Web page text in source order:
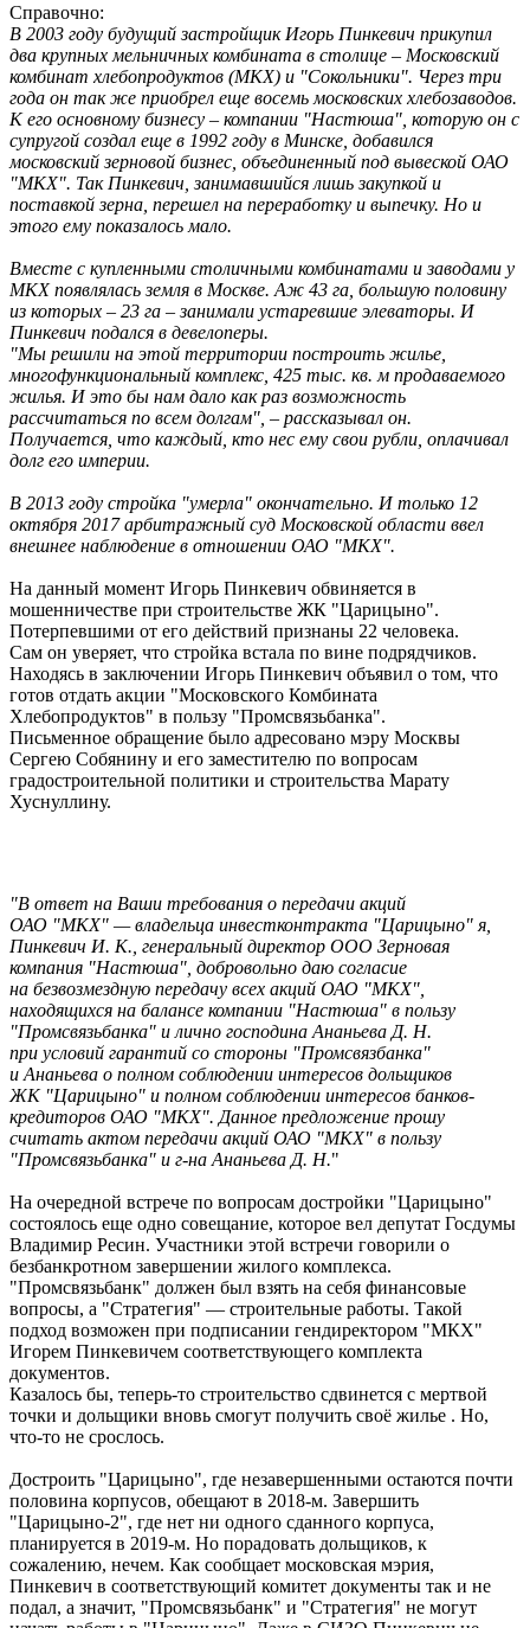
Справочно:
В 2003 году будущий застройщик Игорь Пинкевич прикупил
два крупных мельничных комбината в столице – Московский
комбинат хлебопродуктов (МКХ) и "Сокольники". Через три
года он так же приобрел еще восемь московских хлебозаводов.
К его основному бизнесу – компании "Настюша", которую он с
супругой создал еще в 1992 году в Минске, добавился
московский зерновой бизнес, объединенный под вывеской ОАО
"МКХ". Так Пинкевич, занимавшийся лишь закупкой и
поставкой зерна, перешел на переработку и выпечку. Но и
этого ему показалось мало.
Вместе с купленными столичными комбинатами и заводами у
МКХ появлялась земля в Москве. Аж 43 га, большую половину
из которых – 23 га – занимали устаревшие элеваторы. И
Пинкевич подался в девелоперы.
"Мы решили на этой территории построить жилье,
многофункциональный комплекс, 425 тыс. кв. м продаваемого
жилья. И это бы нам дало как раз возможность
рассчитаться по всем долгам", – рассказывал он.
Получается, что каждый, кто нес ему свои рубли, оплачивал
долг его империи.
В 2013 году стройка "умерла" окончательно. И только 12
октября 2017 арбитражный суд Московской области ввел
внешнее наблюдение в отношении ОАО "МКХ".
На данный момент Игорь Пинкевич обвиняется в
мошенничестве при строительстве ЖК "Царицыно".
Потерпевшими от его действий признаны 22 человека.
Сам он уверяет, что стройка встала по вине подрядчиков.
Находясь в заключении Игорь Пинкевич объявил о том, что
готов отдать акции "Московского Комбината
Хлебопродуктов" в пользу "Промсвязьбанка".
Письменное обращение было адресовано мэру Москвы
Сергею Собянину и его заместителю по вопросам
градостроительной политики и строительства Марату
Хуснуллину.
"В ответ на Ваши требования о передачи акций
ОАО "МКХ" — владельца инвестконтракта "Царицыно" я,
Пинкевич И. К., генеральный директор ООО Зерновая
компания "Настюша", добровольно даю согласие
на безвозмездную передачу всех акций ОАО "МКХ",
находящихся на балансе компании "Настюша" в пользу
"Промсвязьбанка" и лично господина Ананьева Д. Н.
при условий гарантий со стороны "Промсвязбанка"
и Ананьева о полном соблюдении интересов дольщиков
ЖК "Царицыно" и полном соблюдении интересов банков-
кредиторов ОАО "МКХ". Данное предложение прошу
считать актом передачи акций ОАО "МКХ" в пользу
"Промсвязьбанка" и г-на Ананьева Д. Н."
На очередной встрече по вопросам достройки "Царицыно"
состоялось еще одно совещание, которое вел депутат Госдумы
Владимир Ресин. Участники этой встречи говорили о
безбанкротном завершении жилого комплекса.
"Промсвязьбанк" должен был взять на себя финансовые
вопросы, а "Стратегия" — строительные работы. Такой
подход возможен при подписании гендиректором "МКХ"
Игорем Пинкевичем соответствующего комплекта
документов.
Казалось бы, теперь-то строительство сдвинется с мертвой
точки и дольщики вновь смогут получить своё жилье . Но,
что-то не срослось.
Достроить "Царицыно", где незавершенными остаются почти
половина корпусов, обещают в 2018-м. Завершить
"Царицыно-2", где нет ни одного сданного корпуса,
планируется в 2019-м. Но порадовать дольщиков, к
сожалению, нечем. Как сообщает московская мэрия,
Пинкевич в соответствующий комитет документы так и не
подал, а значит, "Промсвязьбанк" и "Стратегия" не могут